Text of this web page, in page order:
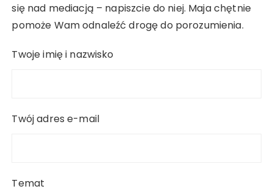
się nad mediacją – napiszcie do niej. Maja chętnie
pomoże Wam odnaleźć drogę do porozumienia.
Twoje imię i nazwisko
Twój adres e-mail
Temat